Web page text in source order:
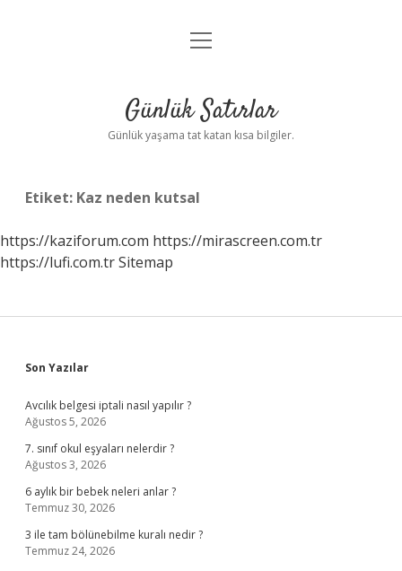
Anasayfa
Yasal Uyarı
menüyü
Günlük Satırlar
Günlük yaşama tat katan kısa bilgiler.
Etiket: Kaz neden kutsal
https://kaziforum.com https://mirascreen.com.tr
https://lufi.com.trSitemap
Sidebar
Son Yazılar
Avcılık belgesi iptali nasıl yapılır ?
Ağustos 5, 2026
7. sınıf okul eşyaları nelerdir ?
Ağustos 3, 2026
6 aylık bir bebek neleri anlar ?
Temmuz 30, 2026
3 ile tam bölünebilme kuralı nedir ?
Temmuz 24, 2026